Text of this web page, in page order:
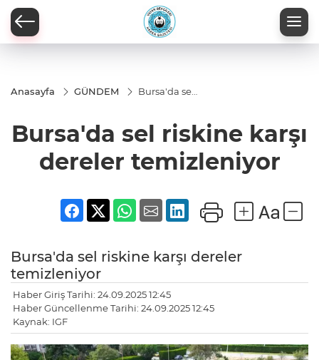
Anasayfa GÜNDEM
Bursa'da sel
temizleniyor
Bursa'da sel riskine karşı
dereler temizleniyor
Bursa'da sel riskine karşı dereler
temizleniyor
Haber Giriş Tarihi: 24.09.2025 12:45
Haber Güncellenme Tarihi: 24.09.2025 12:45
Kaynak: IGF